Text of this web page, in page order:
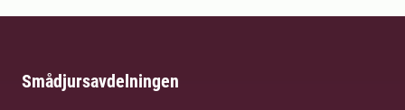
Smådjursavdelningen